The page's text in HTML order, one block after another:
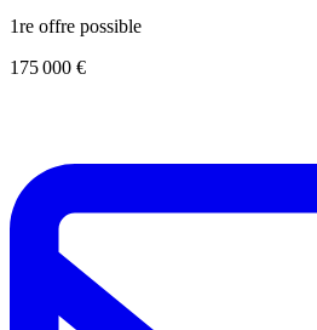
1re offre possible
175 000 €